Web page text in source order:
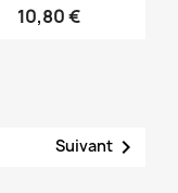
10,80 €
Suivant 